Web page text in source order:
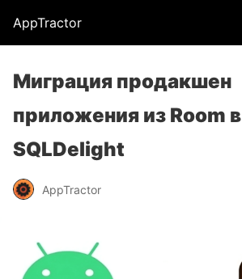
AppTractor
Миграция продакшен
приложения из Room в
SQLDelight
AppTractor